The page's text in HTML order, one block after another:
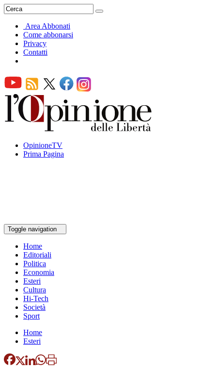
Area Abbonati
Come abbonarsi
Privacy
Contatti
OpinioneTV
Prima Pagina
Toggle navigation
Home
Editoriali
Politica
Economia
Esteri
Cultura
Hi-Tech
Società
Sport
Home
Esteri